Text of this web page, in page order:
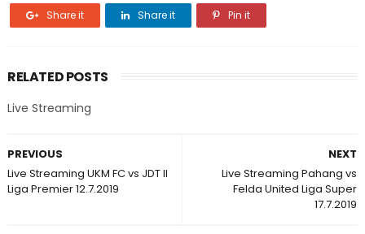
Share it Share it Pin it
RELATED POSTS
Live Streaming
NEXT
Live Streaming Pahang vs
Felda United Liga Super
17.7.2019
PREVIOUS
Live Streaming UKM FC vs JDT II
Liga Premier 12.7.2019